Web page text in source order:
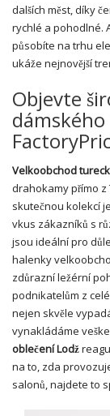
dalších měst, díky
rychlé a pohodlné.
působíte na trhu
ukáže nejnovější
Objevte
Velkoobchod
drahokamy přímo z
skutečnou kolekcí
vkus zákazníků s
jsou ideální pro
halenky
zdůrazní ležérní
podnikatelům z
nejen skvěle
vynakládáme
oblečení Lodž
na to, zda
salonů, najdete to